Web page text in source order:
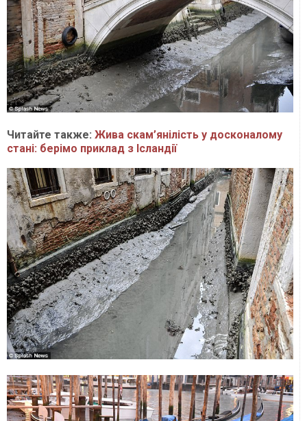
Читайте также: Жива скам’янілість у досконалому
стані: берімо приклад з Ісландії